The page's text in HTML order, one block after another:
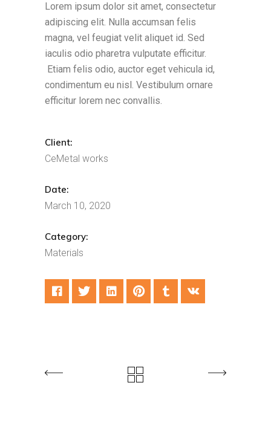
Lorem ipsum dolor sit amet, consectetur
adipiscing elit. Nulla accumsan felis
magna, vel feugiat velit aliquet id. Sed
iaculis odio pharetra vulputate efficitur.
Etiam felis odio, auctor eget vehicula id,
condimentum eu nisl. Vestibulum ornare
efficitur lorem nec convallis.
Client:
CeMetal works
Date:
March 10, 2020
Category:
Materials